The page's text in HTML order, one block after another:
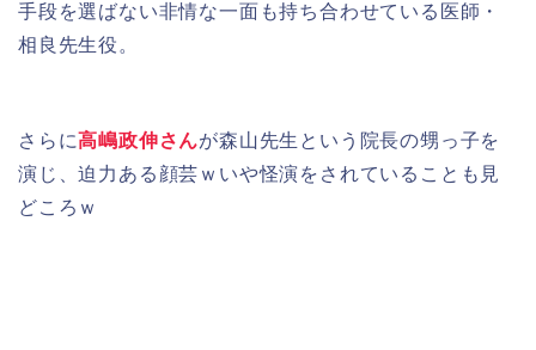
手段を選ばない非情な一面も持ち合わせている医師・
相良先生役。
さらに高嶋政伸さんが森山先生という院長の甥っ子を
演じ、迫力ある顔芸ｗいや怪演をされていることも見
どころｗ